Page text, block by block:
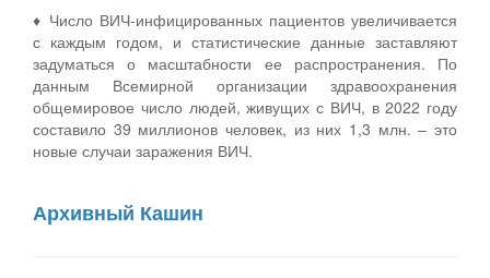
♦ Число ВИЧ-инфицированных пациентов увеличивается
с каждым годом, и статистические данные заставляют
задуматься о масштабности ее распространения. По
данным Всемирной организации здравоохранения
общемировое число людей, живущих с ВИЧ, в 2022 году
составило 39 миллионов человек, из них 1,3 млн. – это
новые случаи заражения ВИЧ.
Архивный Кашин